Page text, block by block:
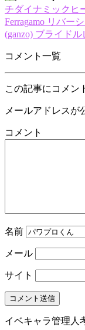
チダイナミックヒ
Ferragamo リバー
(ganzo) ブライド
コメント一覧
この記事にコメン
メールアドレスが
コメント
名前
メール
サイト
イベキャラ管理人